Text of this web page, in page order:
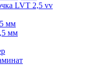
LVT 2,5 vv
мм
мм